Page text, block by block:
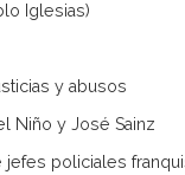
Iglesias)
y abusos
Niño y José Sainz
jefes policiales